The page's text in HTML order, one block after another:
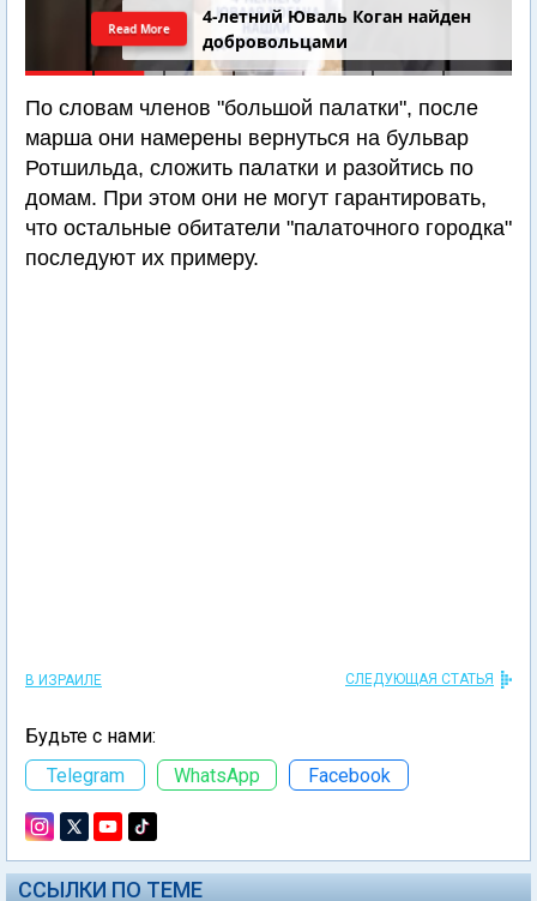
4-летний Юваль Коган найден
добровольцами
Read More
По словам членов "большой палатки", после
марша они намерены вернуться на бульвар
Ротшильда, сложить палатки и разойтись по
домам. При этом они не могут гарантировать,
что остальные обитатели "палаточного городка"
последуют их примеру.
В ИЗРАИЛЕ СЛЕДУЮЩАЯ СТАТЬЯ
Будьте с нами:
Telegram
WhatsApp Facebook
ССЫЛКИ ПО ТЕМЕ